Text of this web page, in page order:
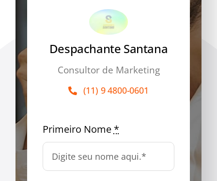
Despachante Santana
Consultor de Marketing
(11) 9 4800-0601
Primeiro Nome *